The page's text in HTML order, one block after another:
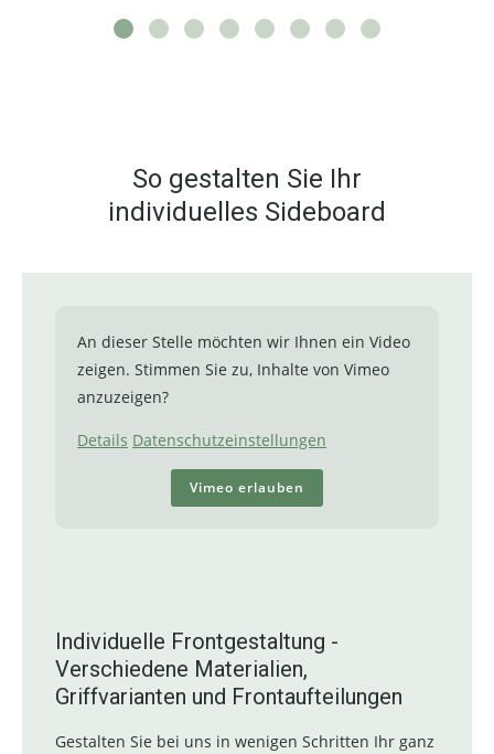
So gestalten Sie Ihr
individuelles Sideboard
An dieser Stelle möchten wir Ihnen ein Video
zeigen. Stimmen Sie zu, Inhalte von Vimeo
anzuzeigen?
Details Datenschutzeinstellungen
Vimeo erlauben
Individuelle Frontgestaltung -
Verschiedene Materialien,
Griffvarianten und Frontaufteilungen
Gestalten Sie bei uns in wenigen Schritten Ihr ganz